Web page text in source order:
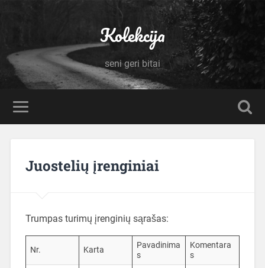
Kolekcija
seni geri bitai
Juostelių įrenginiai
Trumpas turimų įrenginių sąrašas:
Nr. Karta
Pavadinima
s
Komentara
s